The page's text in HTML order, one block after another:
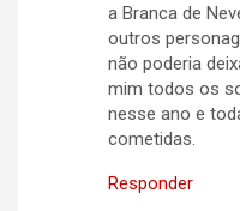
a Branca de
outros
não poderia
mim todos os
nesse ano e
cometidas.
Responder